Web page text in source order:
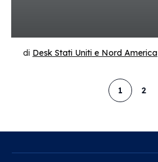
di Desk Stati Uniti e Nord America
1 2